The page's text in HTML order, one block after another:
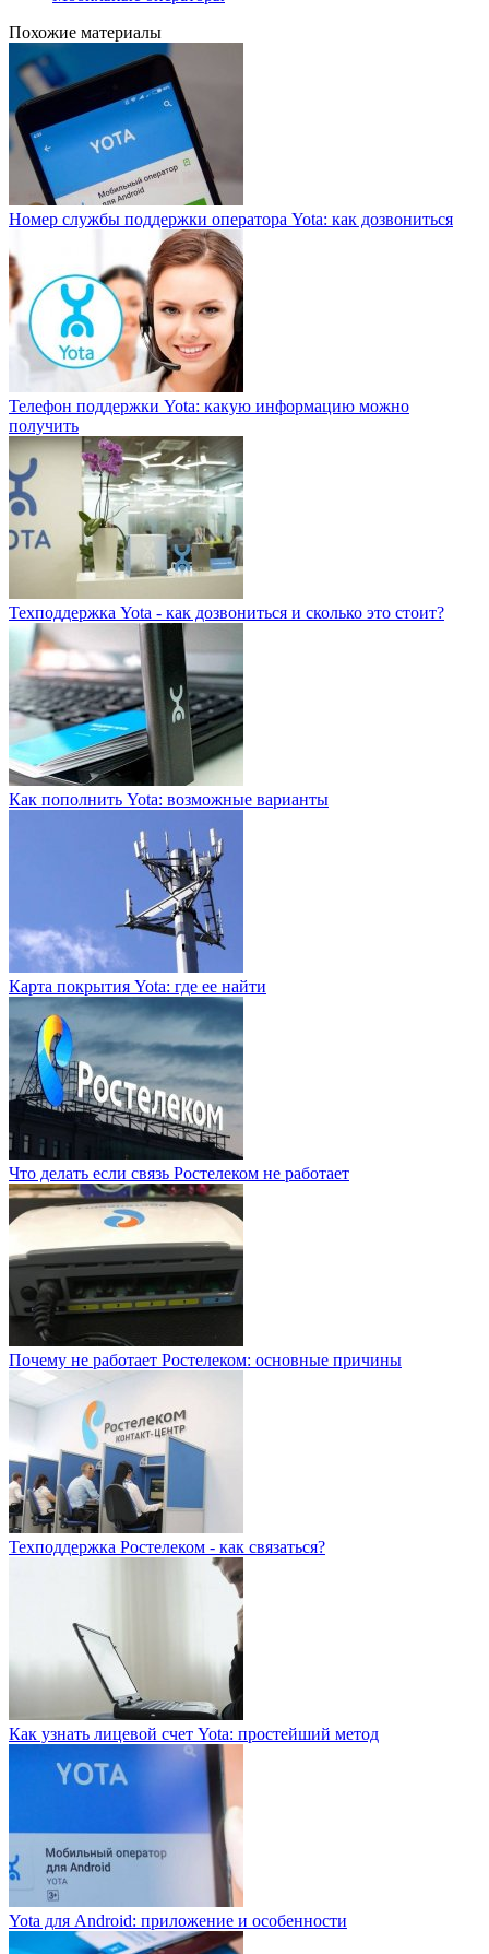
Похожие материалы
Номер службы поддержки оператора Yota: как дозвониться
Телефон поддержки Yota: какую информацию можно
получить
Техподдержка Yota - как дозвониться и сколько это стоит?
Как пополнить Yota: возможные варианты
Карта покрытия Yota: где ее найти
Что делать если связь Ростелеком не работает
Почему не работает Ростелеком: основные причины
Техподдержка Ростелеком - как связаться?
Как узнать лицевой счет Yota: простейший метод
Yota для Android: приложение и особенности